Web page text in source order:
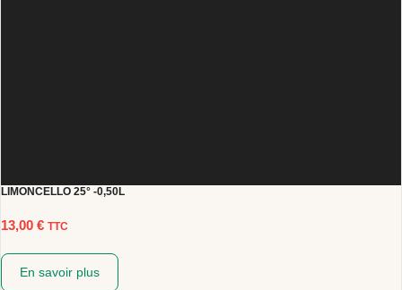
LIMONCELLO 25° -0,50L
13,00 € TTC
En savoir plus